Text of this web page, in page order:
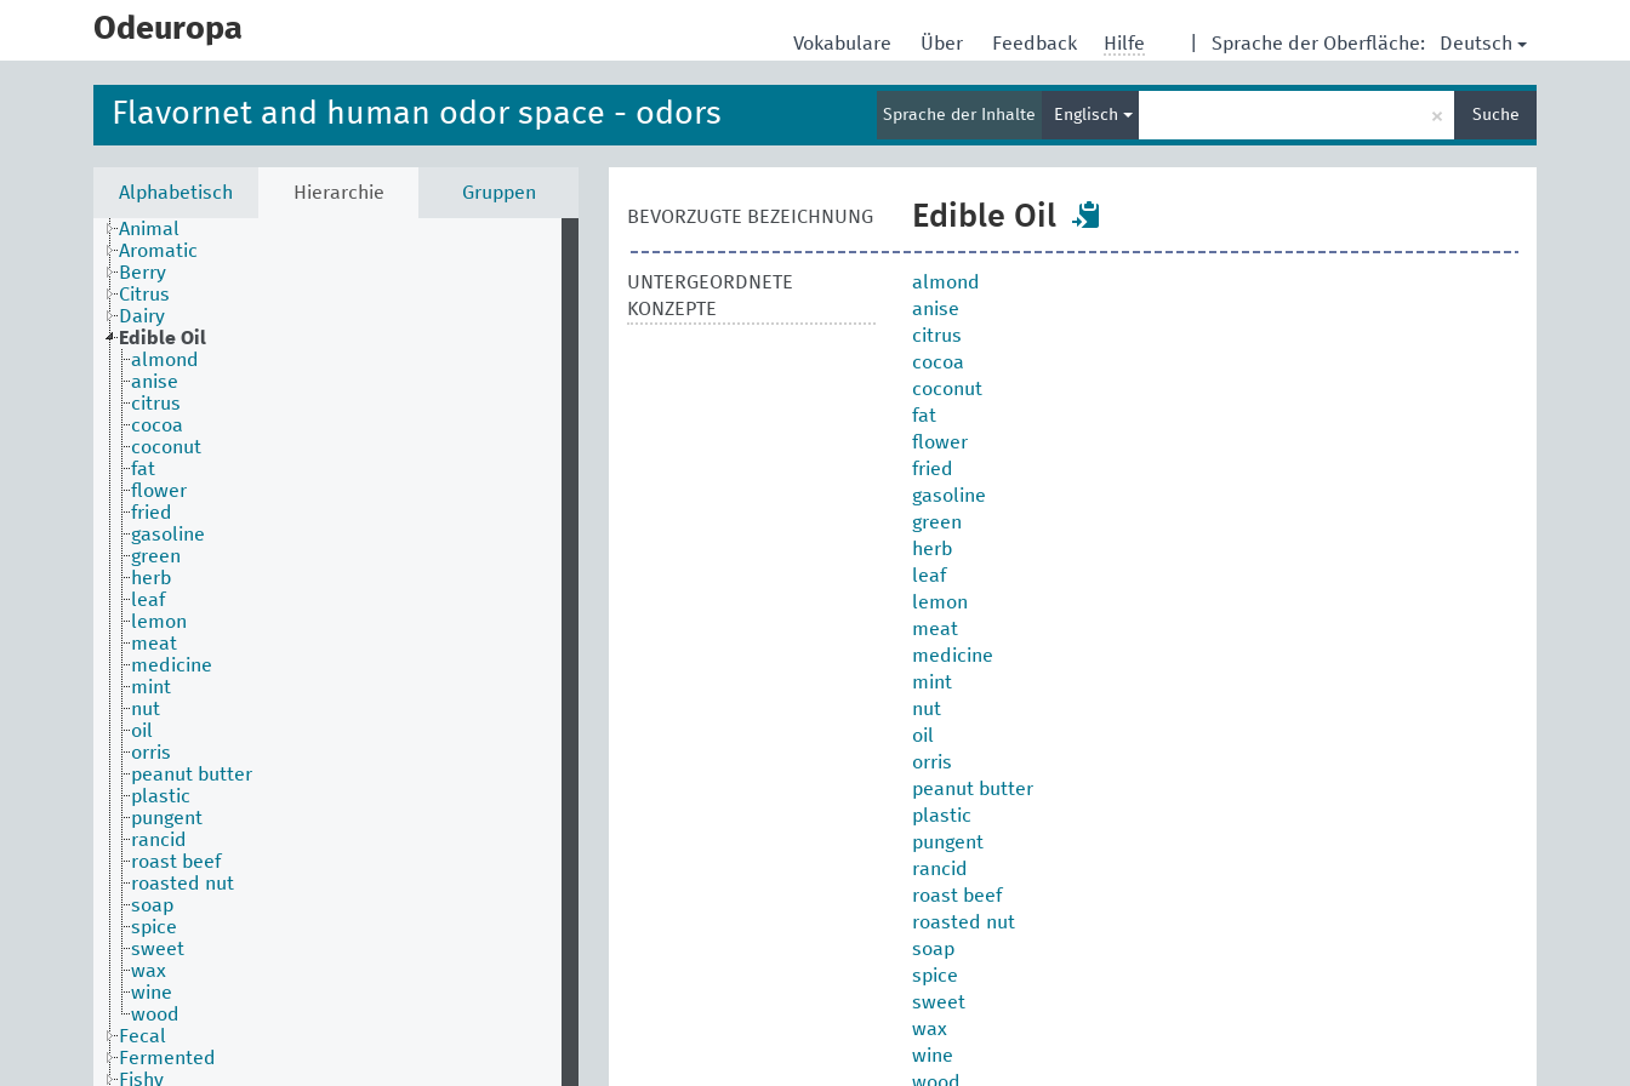
Odeuropa Sprache der Oberfläche: Deutsch
Vokabulare Über Feedback Hilfe
Flavornet and human odor space - odors Sprache der Inhalte Englisch × Suche
Alphabetisch Hierarchie
Gruppen
Animal
Aromatic
Berry
Citrus
Dairy
Edible Oil
almond
anise
citrus
cocoa
coconut
fat
flower
fried
gasoline
green
herb
leaf
lemon
meat
medicine
mint
nut
oil
orris
peanut butter
plastic
pungent
rancid
roast beef
roasted nut
soap
spice
sweet
wax
wine
wood
Fecal
Fermented
Fishy
BEVORZUGTE BEZEICHNUNG Edible Oil
UNTERGEORDNETE
KONZEPTE
almond
anise
citrus
cocoa
coconut
fat
flower
fried
gasoline
green
herb
leaf
lemon
meat
medicine
mint
nut
oil
orris
peanut butter
plastic
pungent
rancid
roast beef
roasted nut
soap
spice
sweet
wax
wine